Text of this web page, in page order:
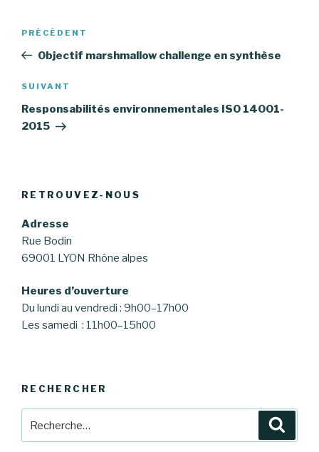
Navigation
l’article
Article
précédent
PRÉCÉDENT
Objectif marshmallow challenge en synthèse
Article
suivant
SUIVANT
Responsabilités environnementales ISO 14001-
2015
RETROUVEZ-NOUS
Adresse
Rue Bodin
69001 LYON Rhône alpes
Heures d’ouverture
Du lundi au vendredi : 9h00–17h00
Les samedi : 11h00–15h00
RECHERCHER